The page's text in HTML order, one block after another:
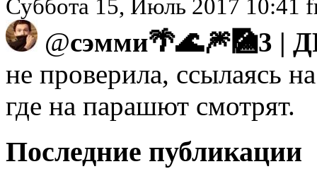
Суббота 15, Июль 2017 10:41
@сэмми🌴🌊🎆🎑3 |
не проверила, ссылаясь
где на парашют смотрят.
Последние публикации